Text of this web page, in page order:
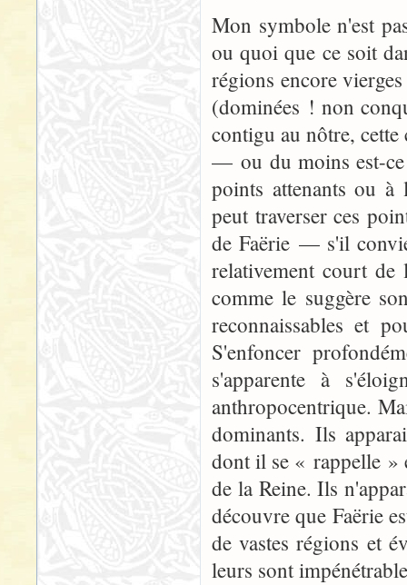
Mon symbole n'est
ou quoi que ce soit
régions encore
(dominées ! non
contigu au nôtre,
— ou du moins est-ce
points attenants ou
peut traverser ces
de Faërie — s'il
relativement court de
comme le suggère
reconnaissables et
S'enfoncer
s'apparente à
anthropocentrique.
dominants. Ils
dont il se « rappelle »
de la Reine. Ils
découvre que Faërie
de vastes régions et
leurs sont